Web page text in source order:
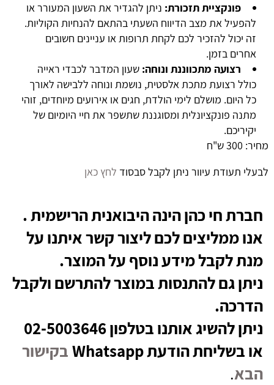
פונקציית תזכורת: ניתן להגדיר את השעון המעורר או
להפעיל את מצב הדיווח השעתי בהתאם להנחיות הקוליות.
זה יכול להזכיר לכם לקחת תרופות או עניינים חשובים
אחרים בזמן.
רצועה מתכווננת ונוחה: שעון המדבר לכבדי ראייה
כולל רצועת מתכת אלסטית, נושמת ונוחה ללבישה לאורך
כל היום. מושלם לימי הולדת, חגים או אירועים מיוחדים, זוהי
מתנה פונקציונלית ומסוגננת שתשפר את חיי היומיום של
יקיריכם.
מחיר: 300 ש"ח
לבעלי תעודת עיוור ניתן לקבל סבסוד לחץ כאן
חברת חי כהן הינה היבואנית הרישמית .
אנו ממליצים לכם ליצור קשר איתנו על
מנת לקבל מידע נוסף על המוצר.
ניתן גם להתנסות במוצר להתרשם ולקבל
הדרכה.
ניתן להשיג אותנו בטלפון 02-5003646
או בשליחת הודעת Whatsapp
בקישור
הבא.